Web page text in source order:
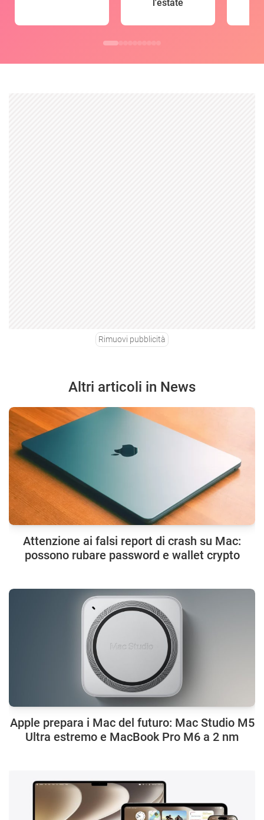
l'estate
Rimuovi pubblicità
Altri articoli in News
Attenzione ai falsi report di crash su Mac:
possono rubare password e wallet crypto
Apple prepara i Mac del futuro: Mac Studio M5
Ultra estremo e MacBook Pro M6 a 2 nm